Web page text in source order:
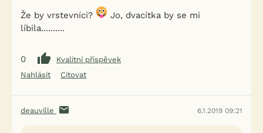
Že by vrstevníci?
Jo, dvacítka by se mi
líbila..........
0
Kvalitní příspěvek
Nahlásit
Citovat
deauville 6.1.2019 09:21